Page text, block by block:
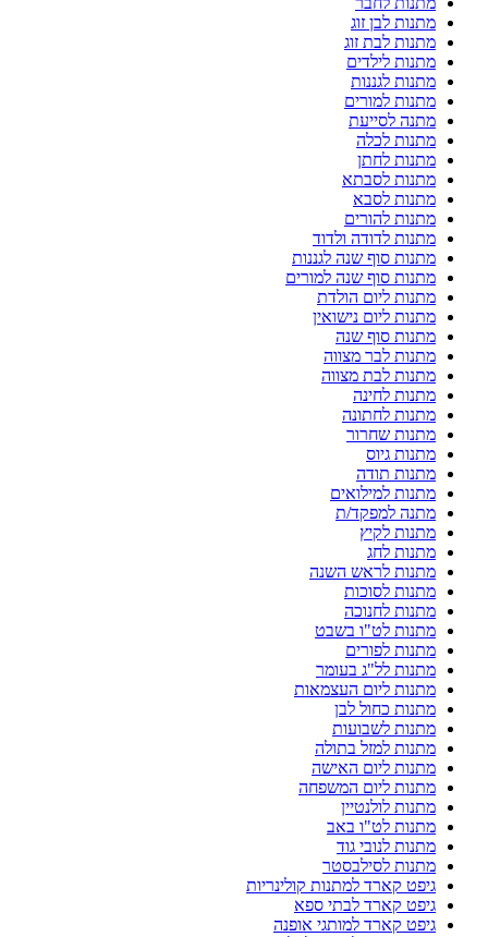
מתנות לבן זוג
מתנות לבת זוג
מתנות לילדים
מתנות לגננות
מתנות למורים
מתנה לסייעת
מתנות לכלה
מתנות לחתן
מתנות לסבתא
מתנות לסבא
מתנות להורים
מתנות לדודה ולדוד
מתנות סוף שנה לגננות
מתנות סוף שנה למורים
מתנות ליום הולדת
מתנות ליום נישואין
מתנות סוף שנה
מתנות לבר מצווה
מתנות לבת מצווה
מתנות לחינה
מתנות לחתונה
מתנות שחרור
מתנות גיוס
מתנות תודה
מתנות למילואים
מתנה למפקד/ת
מתנות לקיץ
מתנות לחג
מתנות לראש השנה
מתנות לסוכות
מתנות לחנוכה
מתנות לט"ו בשבט
מתנות לפורים
מתנות לל"ג בעומר
מתנות ליום העצמאות
מתנות כחול לבן
מתנות לשבועות
מתנות למזל בתולה
מתנות ליום האישה
מתנות ליום המשפחה
מתנות לולנטיין
מתנות לט"ו באב
מתנות לנובי גוד
מתנות לסילבסטר
גיפט קארד למתנות קולינריות
גיפט קארד לבתי ספא
גיפט קארד למותגי אופנה